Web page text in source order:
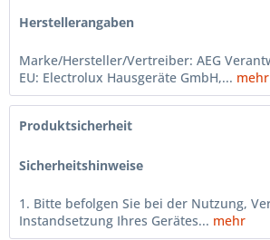
Herstellerangaben
Marke/Hersteller/Vertreiber: AEG
EU: Electrolux Hausgeräte GmbH,... mehr
Produktsicherheit
Sicherheitshinweise
1. Bitte befolgen Sie bei der Nutzung,
Instandsetzung Ihres Gerätes... mehr